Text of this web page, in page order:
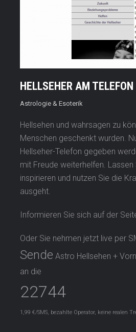
HELLSEHER AM TELEFON
Astrologie & Esoterik
Hellsehen und wahrsagen zu
Menschen geschenkt wurden.
Hellseher-Telefon gegeben
mit Freude weiterhelfen.
inspirieren und nutzen Sie die
ausgeht.
Informieren Sie sich auf der
Oder Sie nehmen jetzt live per
Sende Astro Hellsehen +
an die
22744
1,99 €/SMS, bezahlte Operator, keine realen